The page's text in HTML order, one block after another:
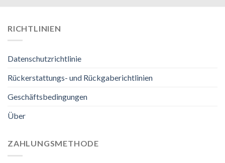
RICHTLINIEN
Datenschutzrichtlinie
Rückerstattungs- und Rückgaberichtlinien
Geschäftsbedingungen
Über
ZAHLUNGSMETHODE